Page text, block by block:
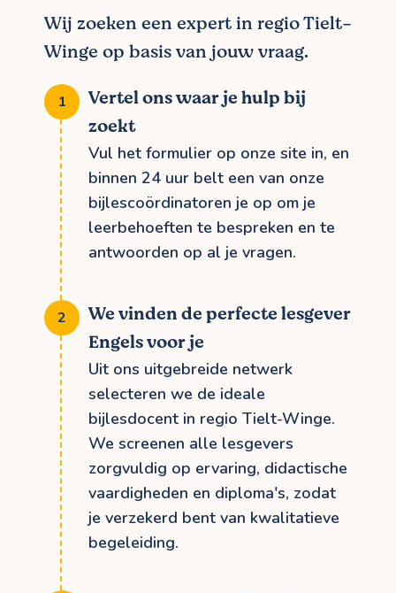
Wij zoeken een expert in regio Tielt-
Winge op basis van jouw vraag.
Vertel ons waar je hulp bij
zoekt
Vul het formulier op onze site in, en
binnen 24 uur belt een van onze
bijlescoördinatoren je op om je
leerbehoeften te bespreken en te
antwoorden op al je vragen.
We vinden de perfecte lesgever
Engels voor je
Uit ons uitgebreide netwerk
selecteren we de ideale
bijlesdocent in regio Tielt-Winge.
We screenen alle lesgevers
zorgvuldig op ervaring, didactische
vaardigheden en diploma's, zodat
je verzekerd bent van kwalitatieve
begeleiding.